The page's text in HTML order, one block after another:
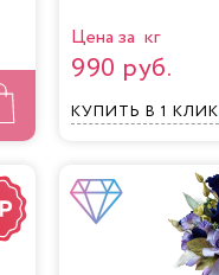
Цена за кг
990 руб.
КУПИТЬ В 1 КЛИК